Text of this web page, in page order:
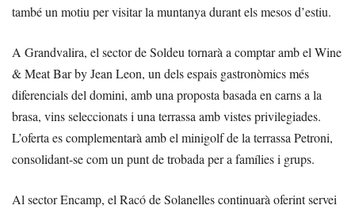
també un motiu per visitar la muntanya durant els mesos d’estiu.
A Grandvalira, el sector de Soldeu tornarà a comptar amb el Wine
& Meat Bar by Jean Leon, un dels espais gastronòmics més
diferencials del domini, amb una proposta basada en carns a la
brasa, vins seleccionats i una terrassa amb vistes privilegiades.
L’oferta es complementarà amb el minigolf de la terrassa Petroni,
consolidant-se com un punt de trobada per a famílies i grups.
Al sector Encamp, el Racó de Solanelles continuarà oferint servei